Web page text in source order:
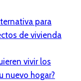
para
de vivienda
vivir los
nuevo hogar?